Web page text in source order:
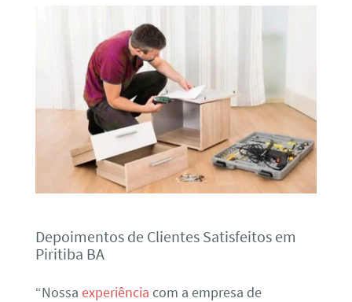
Depoimentos de Clientes Satisfeitos em
Piritiba BA
“Nossa experiência com a empresa de